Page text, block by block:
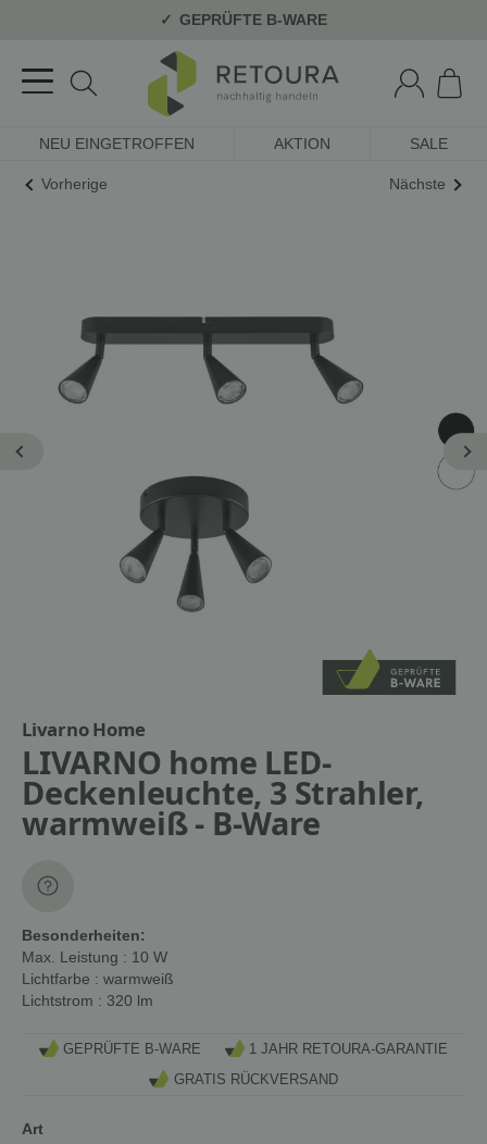
GEPRÜFTE B-WARE
NEU EINGETROFFEN AKTION SALE
Vorherige Nächste
Livarno Home
LIVARNO home LED-
Deckenleuchte, 3 Strahler,
warmweiß - B-Ware
Besonderheiten:
Max. Leistung : 10 W
Lichtfarbe : warmweiß
Lichtstrom : 320 lm
GEPRÜFTE B-WARE
1 JAHR RETOURA-GARANTIE
GRATIS RÜCKVERSAND
Art